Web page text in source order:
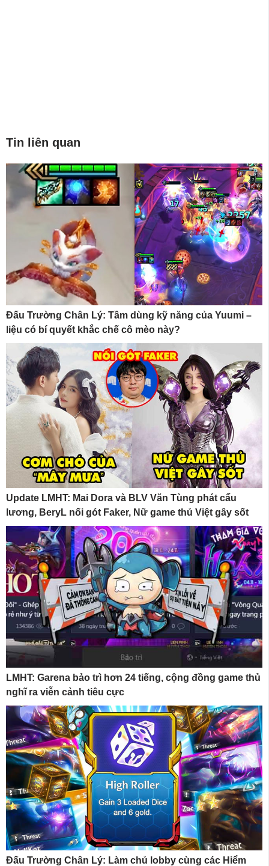
Tin liên quan
Đấu Trường Chân Lý: Tầm dùng kỹ năng của Yuumi –
liệu có bí quyết khắc chế cô mèo này?
Update LMHT: Mai Dora và BLV Văn Tùng phát cẩu
lương, BeryL nối gót Faker, Nữ game thủ Việt gây sốt
LMHT: Garena bảo trì hơn 24 tiếng, cộng đồng game thủ
nghĩ ra viễn cảnh tiêu cực
Đấu Trường Chân Lý: Làm chủ lobby cùng các Hiểm